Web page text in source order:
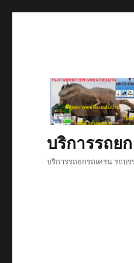
บริการรถย
บริการรถยกรถเครน รถบ